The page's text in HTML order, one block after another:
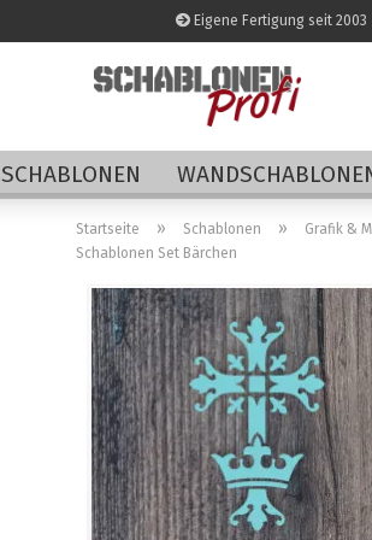
Eigene Fertigung seit 2003
SCHABLONEN
Startseite » Schablonen » Grafik &
Schablonen Set Bärchen